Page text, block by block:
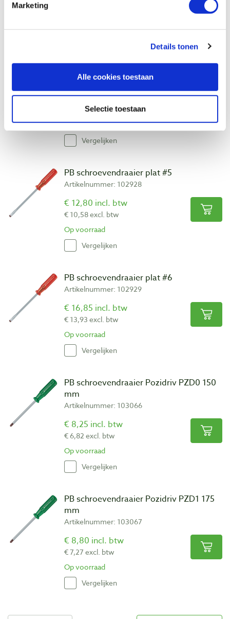
Marketing
Details tonen
Alle cookies toestaan
Selectie toestaan
Artikelnummer: 102927
€ 10,50 incl. btw
€ 8,68 excl. btw
Op voorraad
Vergelijken
PB schroevendraaier plat #5
Artikelnummer: 102928
€ 12,80 incl. btw
€ 10,58 excl. btw
Op voorraad
Vergelijken
PB schroevendraaier plat #6
Artikelnummer: 102929
€ 16,85 incl. btw
€ 13,93 excl. btw
Op voorraad
Vergelijken
PB schroevendraaier Pozidriv PZD0 150
mm
Artikelnummer: 103066
€ 8,25 incl. btw
€ 6,82 excl. btw
Op voorraad
Vergelijken
PB schroevendraaier Pozidriv PZD1 175
mm
Artikelnummer: 103067
€ 8,80 incl. btw
€ 7,27 excl. btw
Op voorraad
Vergelijken